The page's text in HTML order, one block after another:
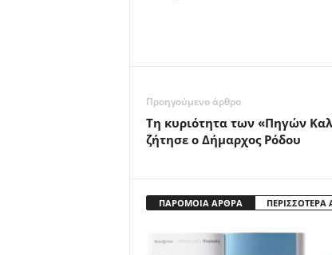
Προηγούμενο άρθρο
Τη κυριότητα των «Πηγών
ζήτησε ο Δήμαρχος Ρόδου
ΠΑΡΟΜΟΙΑ ΑΡΘΡΑ